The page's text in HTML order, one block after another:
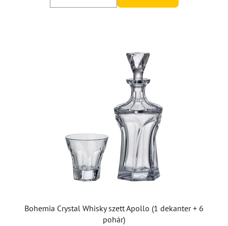
Bohemia Crystal Whisky szett Apollo (1 dekanter + 6
pohár)